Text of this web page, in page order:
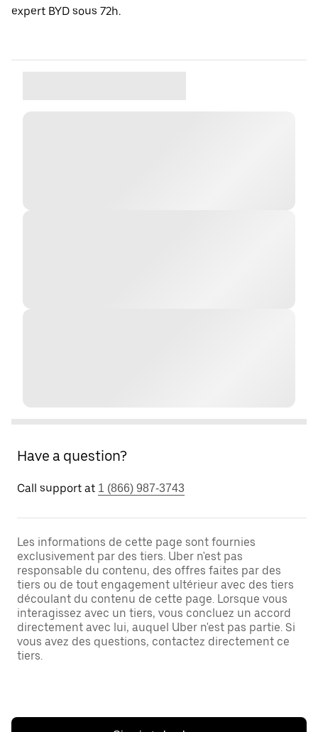
expert BYD sous 72h.
Have a question?
Call support at 1 (866) 987-3743
Les informations de cette page sont fournies
exclusivement par des tiers. Uber n'est pas
responsable du contenu, des offres faites par des
tiers ou de tout engagement ultérieur avec des tiers
découlant du contenu de cette page. Lorsque vous
interagissez avec un tiers, vous concluez un accord
directement avec lui, auquel Uber n'est pas partie. Si
vous avez des questions, contactez directement ce
tiers.